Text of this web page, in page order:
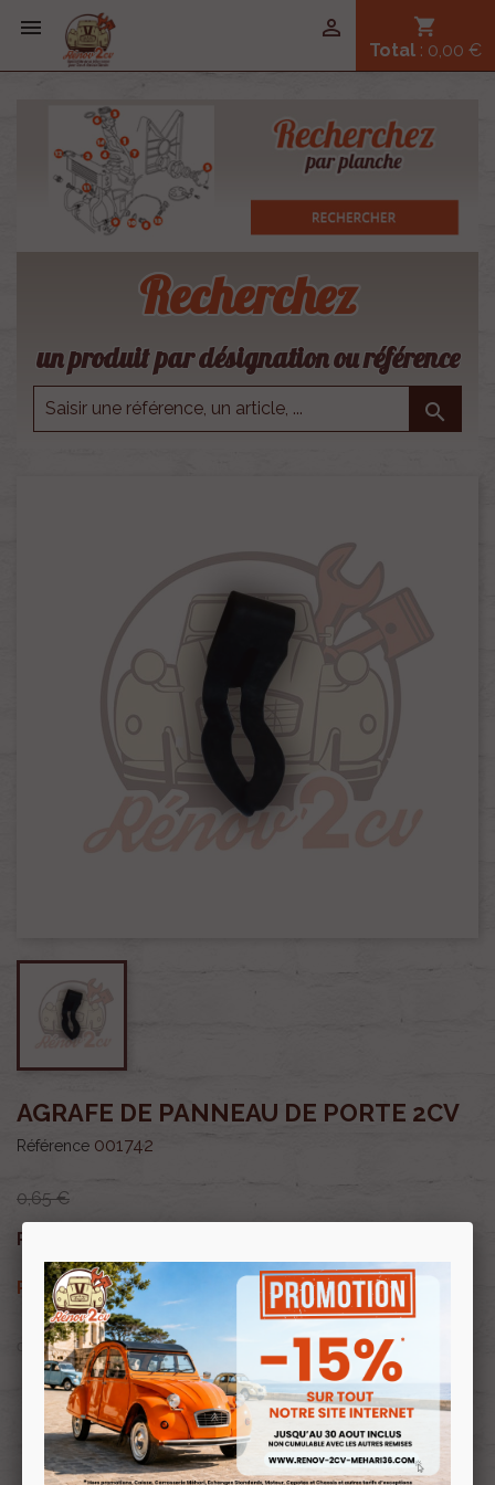
 shopping_cart
Total : 0,00 €

Recherchez
un produit par désignation ou référence

AGRAFE DE PANNEAU DE PORTE 2CV
Référence 001742
0,65 €
Prix public :
Prix clubRenov 2cv 0,55 €TTC
OU PAYER EN
Profitez de prix remisés
avec la Carte clubRenov 2cv